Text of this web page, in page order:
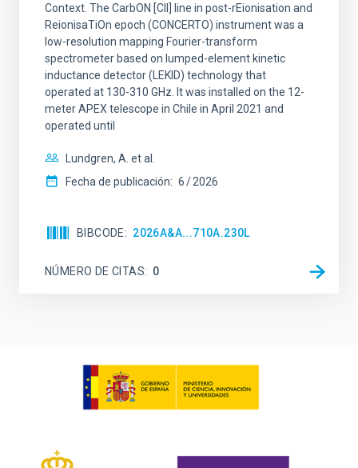
Context. The CarbON [CII] line in post-rEionisation and
ReionisaTiOn epoch (CONCERTO) instrument was a
low-resolution mapping Fourier-transform
spectrometer based on lumped-element kinetic
inductance detector (LEKID) technology that
operated at 130-310 GHz. It was installed on the 12-
meter APEX telescope in Chile in April 2021 and
operated until
Lundgren, A. et al.
Fecha de publicación: 6 2026
BIBCODE 2026A&A...710A.230L
NÚMERO DE CITAS 0